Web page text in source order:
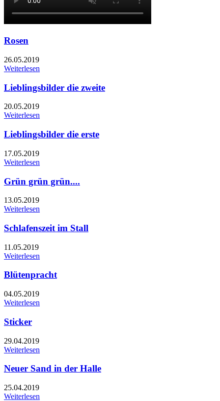
Rosen
26.05.2019
Weiterlesen
Lieblingsbilder die zweite
20.05.2019
Weiterlesen
Lieblingsbilder die erste
17.05.2019
Weiterlesen
Grün grün grün....
13.05.2019
Weiterlesen
Schlafenszeit im Stall
11.05.2019
Weiterlesen
Blütenpracht
04.05.2019
Weiterlesen
Sticker
29.04.2019
Weiterlesen
Neuer Sand in der Halle
25.04.2019
Weiterlesen